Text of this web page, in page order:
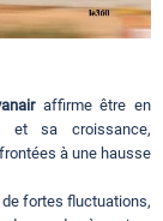
affirme être en
et sa croissance,
à une hausse
de fortes fluctuations,